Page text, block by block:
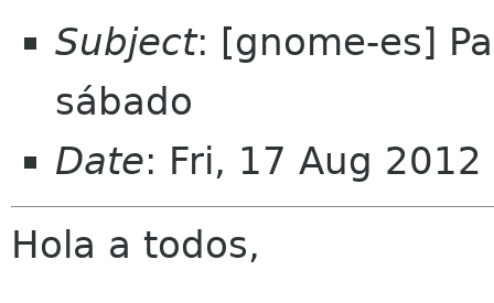
Subject: [gnome-es]
sábado
Date: Fri, 17 Aug
Hola a todos,